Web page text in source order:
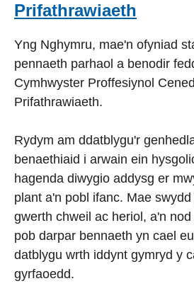
Prifathrawiaeth
Yng Nghymru, mae'n ofyniad
pennaeth parhaol a benodir
Cymhwyster Proffesiynol
Prifathrawiaeth.
Rydym am ddatblygu'r
benaethiaid i arwain ein
hagenda diwygio addysg er
plant a'n pobl ifanc. Mae
gwerth chweil ac heriol, a'n
pob darpar bennaeth yn cael
datblygu wrth iddynt gymryd y
gyrfaoedd.